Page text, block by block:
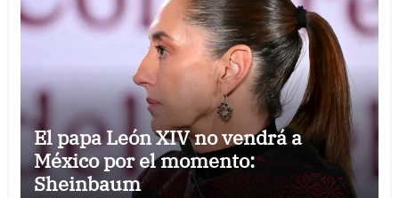
El papa León XIV no vendrá a
México por el momento:
Sheinbaum